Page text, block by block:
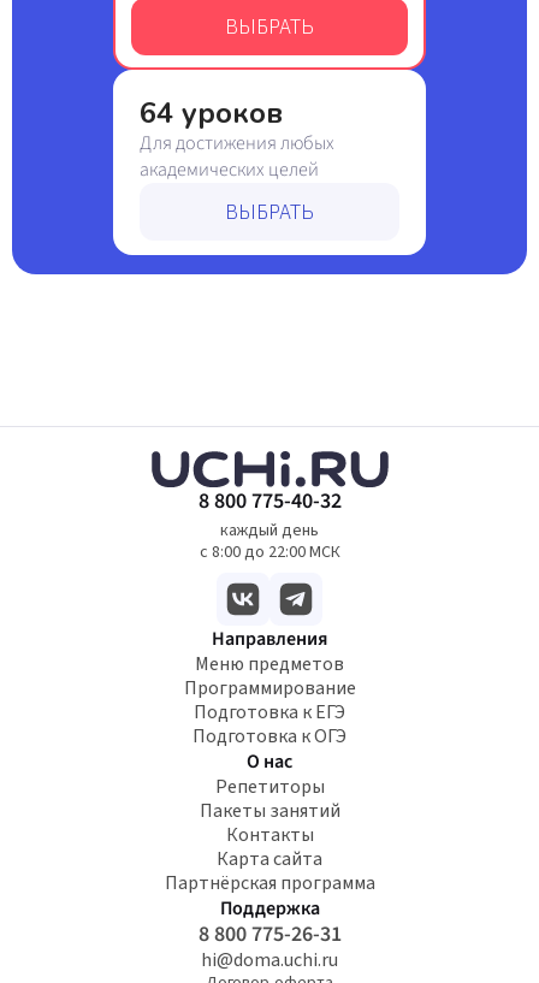
ВЫБРАТЬ
64 уроков
Для достижения любых
академических целей
ВЫБРАТЬ
8 800 775-40-32
каждый день
с 8:00 до 22:00 МСК
Направления
Меню предметов
Программирование
Подготовка к ЕГЭ
Подготовка к ОГЭ
О нас
Репетиторы
Пакеты занятий
Контакты
Карта сайта
Партнёрская программа
Поддержка
8 800 775-26-31
hi@doma.uchi.ru